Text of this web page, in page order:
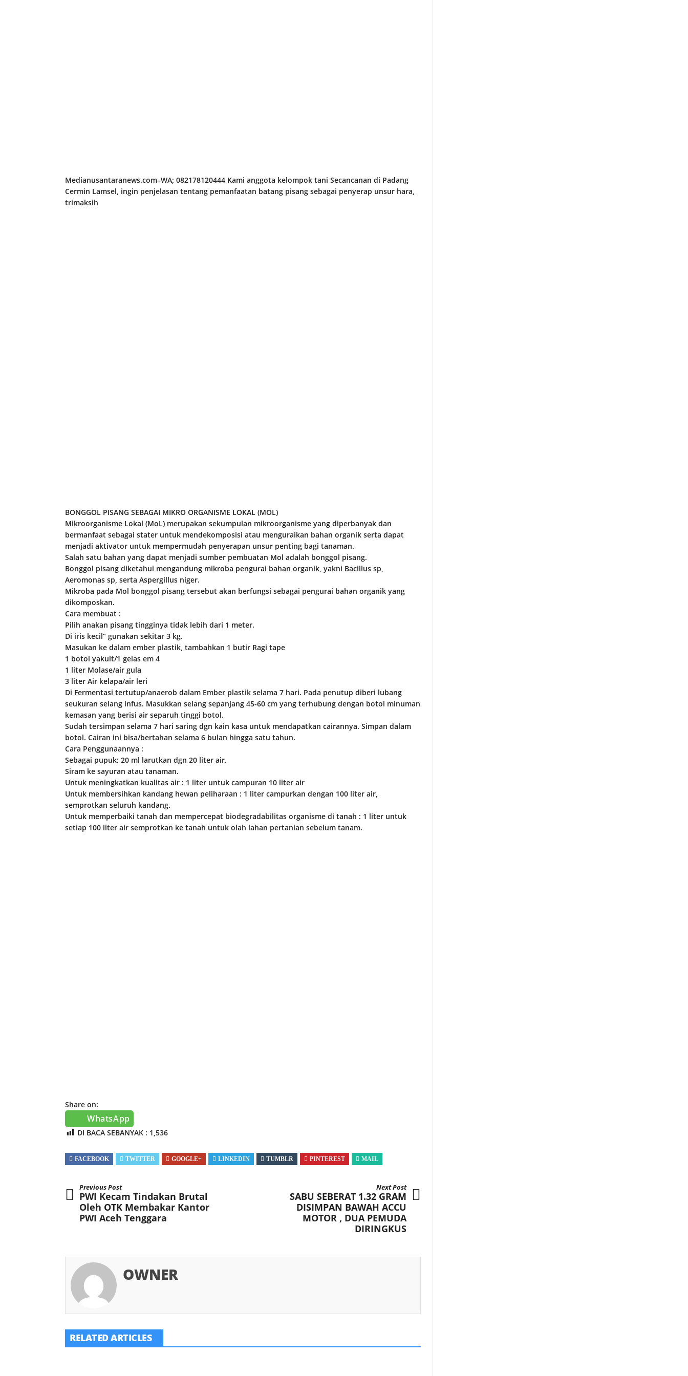
Medianusantaranews.com–WA; 082178120444 Kami anggota kelompok tani Secancanan di Padang
Cermin Lamsel, ingin penjelasan tentang pemanfaatan batang pisang sebagai penyerap unsur hara,
trimaksih
BONGGOL PISANG SEBAGAI MIKRO ORGANISME LOKAL (MOL)
Mikroorganisme Lokal (MoL) merupakan sekumpulan mikroorganisme yang diperbanyak dan
bermanfaat sebagai stater untuk mendekomposisi atau menguraikan bahan organik serta dapat
menjadi aktivator untuk mempermudah penyerapan unsur penting bagi tanaman.
Salah satu bahan yang dapat menjadi sumber pembuatan Mol adalah bonggol pisang.
Bonggol pisang diketahui mengandung mikroba pengurai bahan organik, yakni Bacillus sp,
Aeromonas sp, serta Aspergillus niger.
Mikroba pada Mol bonggol pisang tersebut akan berfungsi sebagai pengurai bahan organik yang
dikomposkan.
Cara membuat :
Pilih anakan pisang tingginya tidak lebih dari 1 meter.
Di iris kecil” gunakan sekitar 3 kg.
Masukan ke dalam ember plastik, tambahkan 1 butir Ragi tape
1 botol yakult/1 gelas em 4
1 liter Molase/air gula
3 liter Air kelapa/air leri
Di Fermentasi tertutup/anaerob dalam Ember plastik selama 7 hari. Pada penutup diberi lubang
seukuran selang infus. Masukkan selang sepanjang 45-60 cm yang terhubung dengan botol minuman
kemasan yang berisi air separuh tinggi botol.
Sudah tersimpan selama 7 hari saring dgn kain kasa untuk mendapatkan cairannya. Simpan dalam
botol. Cairan ini bisa/bertahan selama 6 bulan hingga satu tahun.
Cara Penggunaannya :
Sebagai pupuk: 20 ml larutkan dgn 20 liter air.
Siram ke sayuran atau tanaman.
Untuk meningkatkan kualitas air : 1 liter untuk campuran 10 liter air
Untuk membersihkan kandang hewan peliharaan : 1 liter campurkan dengan 100 liter air,
semprotkan seluruh kandang.
Untuk memperbaiki tanah dan mempercepat biodegradabilitas organisme di tanah : 1 liter untuk
setiap 100 liter air semprotkan ke tanah untuk olah lahan pertanian sebelum tanam.
Share on:
WhatsApp
DI BACA SEBANYAK : 1,536
FACEBOOK TWITTER GOOGLE+ LINKEDIN TUMBLR PINTEREST MAIL
Previous Post
PWI Kecam Tindakan Brutal
Oleh OTK Membakar Kantor
PWI Aceh Tenggara
Next Post
SABU SEBERAT 1.32 GRAM
DISIMPAN BAWAH ACCU
MOTOR , DUA PEMUDA
DIRINGKUS
OWNER
RELATED ARTICLES